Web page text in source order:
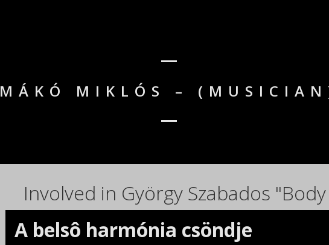
MÁKÓ MIKLÓS –
Involved in György Szabados
A belsô harmónia csöndje